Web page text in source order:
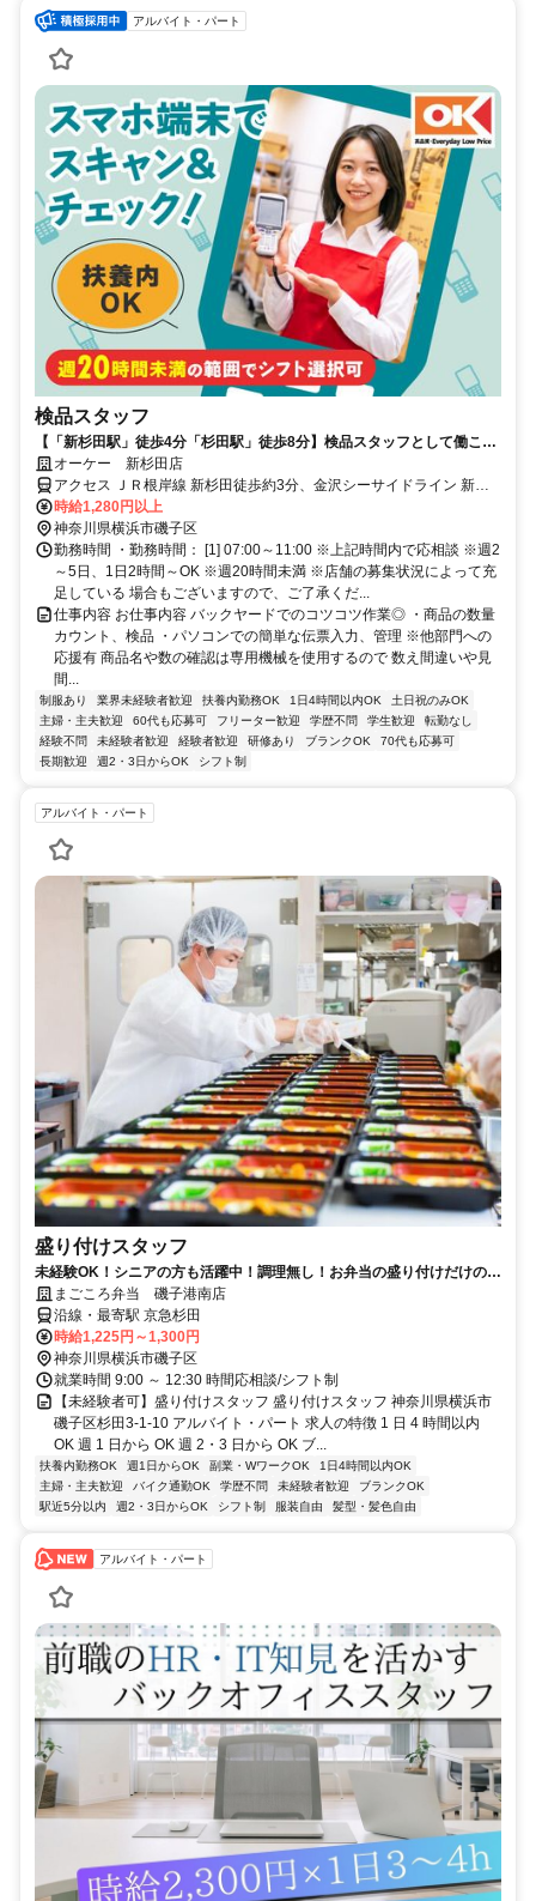
アルバイト・パート
検品スタッフ
【「新杉田駅」徒歩4分「杉田駅」徒歩8分】検品スタッフとして働こ
う！／接客ナシ！もくもく裏方作業！
オーケー 新杉田店
アクセス ＪＲ根岸線 新杉田徒歩約3分、金沢シーサイドライン 新杉
田徒歩約3分、京急本線 杉田（神奈川県）東口徒歩約8分 「新杉田
駅」徒歩約4分「杉田駅」徒歩8分
時給1,280円以上
神奈川県横浜市磯子区
勤務時間 ・勤務時間： [1] 07:00～11:00 ※上記時間内で応相談 ※週2
～5日、1日2時間～OK ※週20時間未満 ※店舗の募集状況によって充
足している 場合もございますので、ご了承くだ...
仕事内容 お仕事内容 バックヤードでのコツコツ作業◎ ・商品の数量
カウント、検品 ・パソコンでの簡単な伝票入力、管理 ※他部門への
応援有 商品名や数の確認は専用機械を使用するので 数え間違いや見
間...
制服あり 業界未経験者歓迎 扶養内勤務OK 1日4時間以内OK
土日祝のみOK
主婦・主夫歓迎
60代も応募可 フリーター歓迎 学歴不問 学生歓迎
転勤なし
経験不問
未経験者歓迎 経験者歓迎 研修あり ブランクOK
70代も応募可
長期歓迎
週2・3日からOK シフト制
アルバイト・パート
盛り付けスタッフ
未経験OK！シニアの方も活躍中！調理無し！お弁当の盛り付けだけの簡
単・モクモク作業。
まごころ弁当 磯子港南店
沿線・最寄駅 京急杉田
時給1,225円～1,300円
神奈川県横浜市磯子区
就業時間 9:00 ～ 12:30 時間応相談/シフト制
【未経験者可】盛り付けスタッフ 盛り付けスタッフ 神奈川県横浜市
磯子区杉田3-1-10 アルバイト・パート 求人の特徴 1 日 4 時間以内
OK 週 1 日から OK 週 2・3 日から OK ブ...
扶養内勤務OK 週1日からOK 副業・WワークOK
1日4時間以内OK
主婦・主夫歓迎
バイク通勤OK 学歴不問 未経験者歓迎
ブランクOK
駅近5分以内
週2・3日からOK シフト制 服装自由 髪型・髪色自由
アルバイト・パート